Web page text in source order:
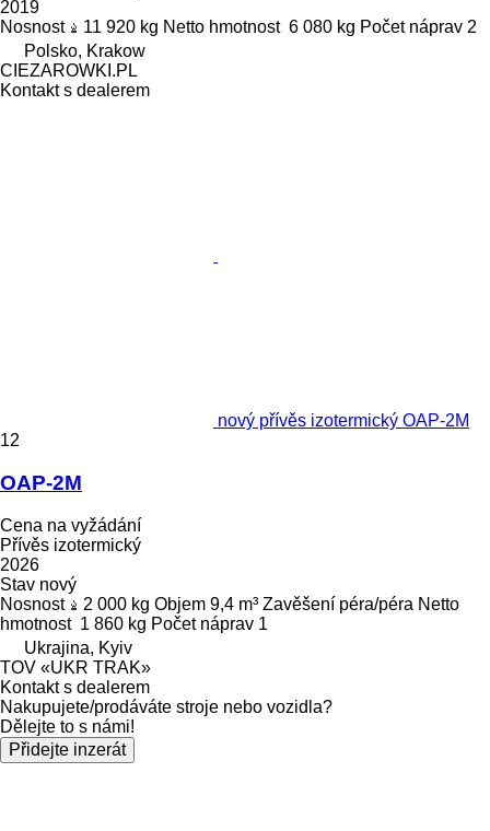
2019
Nosnost
11 920 kg Netto hmotnost 6 080 kg Počet náprav 2
Polsko, Krakow
CIEZAROWKI.PL
Kontakt s dealerem
nový přívěs izotermický OAP-2M
12
OAP-2M
Cena na vyžádání
Přívěs izotermický
2026
Stav nový
Nosnost
2 000 kg Objem 9,4 m³ Zavěšení péra/péra Netto
hmotnost 1 860 kg Počet náprav 1
Ukrajina, Kyiv
TOV «UKR TRAK»
Kontakt s dealerem
Nakupujete/prodáváte stroje nebo vozidla?
Dělejte to s námi!
Přidejte inzerát